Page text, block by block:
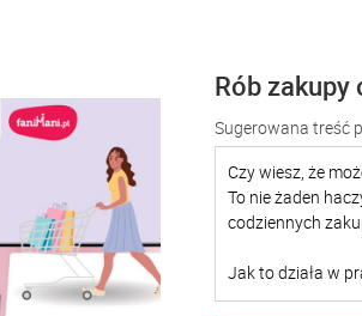
Rób zakupy
Sugerowana treść